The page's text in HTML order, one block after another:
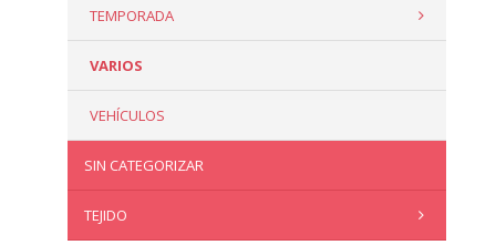
TEMPORADA
VARIOS
VEHÍCULOS
SIN CATEGORIZAR
TEJIDO